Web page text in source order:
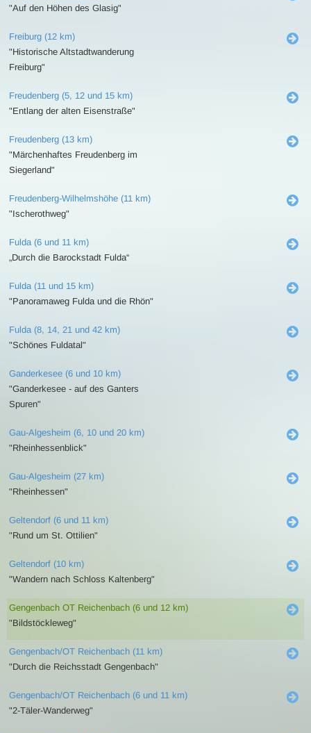
"Auf den Höhen des Glasig"
Freiburg (12 km)
"Historische Altstadtwanderung
Freiburg"
Freudenberg (5, 12 und 15 km)
"Entlang der alten Eisenstraße"
Freudenberg (13 km)
"Märchenhaftes Freudenberg im
Siegerland"
Freudenberg-Wilhelmshöhe (11 km)
"Ischerothweg"
Fulda (6 und 11 km)
„Durch die Barockstadt Fulda“
Fulda (11 und 15 km)
"Panoramaweg Fulda und die Rhön"
Fulda (8, 14, 21 und 42 km)
"Schönes Fuldatal"
Ganderkesee (6 und 10 km)
"Ganderkesee - auf des Ganters
Spuren"
Gau-Algesheim (6, 10 und 20 km)
"Rheinhessenblick"
Gau-Algesheim (27 km)
"Rheinhessen"
Geltendorf (6 und 11 km)
"Rund um St. Ottilien"
Geltendorf (10 km)
"Wandern nach Schloss Kaltenberg"
Gengenbach OT Reichenbach (6 und 12 km)
"Bildstöckleweg"
Gengenbach/OT Reichenbach (11 km)
"Durch die Reichsstadt Gengenbach"
Gengenbach/OT Reichenbach (6 und 11 km)
"2-Täler-Wanderweg"